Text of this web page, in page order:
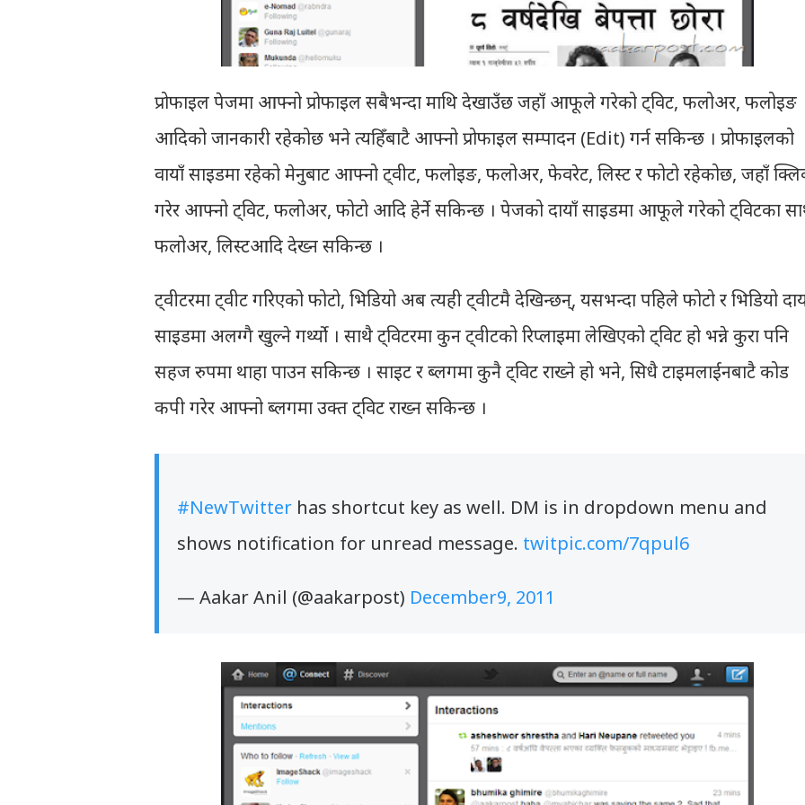
प्रोफाइल पेजमा आफ्नो प्रोफाइल सबैभन्दा माथि देखाउँछ जहाँ आफूले गरेको ट्विट, फलोअर, फलोइङ
आदिको जानकारी रहेकोछ भने त्यहिँबाटै आफ्नो प्रोफाइल सम्पादन (Edit) गर्न सकिन्छ । प्रोफाइलको
वायाँ साइडमा रहेको मेनुबाट आफ्नो ट्वीट, फलोइङ, फलोअर, फेवरेट, लिस्ट र फोटो रहेकोछ, जहाँ
गरेर आफ्नो ट्विट, फलोअर, फोटो आदि हेर्ने सकिन्छ । पेजको दायाँ साइडमा आफूले गरेको ट्विटका
फलोअर, लिस्टआदि देख्न सकिन्छ ।
ट्वीटरमा ट्वीट गरिएको फोटो, भिडियो अब त्यही ट्वीटमै देखिन्छन्, यसभन्दा पहिले फोटो र भिडियो
साइडमा अलग्गै खुल्ने गर्थ्यो । साथै ट्विटरमा कुन ट्वीटको रिप्लाइमा लेखिएको ट्विट हो भन्ने कुरा पनि
सहज रुपमा थाहा पाउन सकिन्छ । साइट र ब्लगमा कुनै ट्विट राख्ने हो भने, सिधै टाइमलाईनबाटै कोड
कपी गरेर आफ्नो ब्लगमा उक्त ट्विट राख्न सकिन्छ ।
#NewTwitter has shortcut key as well. DM is in dropdown menu and
shows notification for unread message. twitpic.com/7qpul6
— Aakar Anil (@aakarpost) December9, 2011